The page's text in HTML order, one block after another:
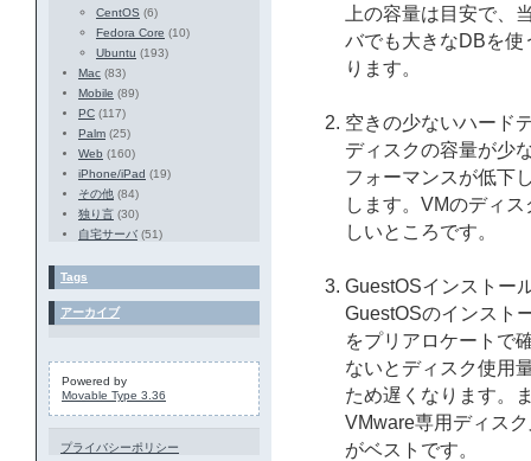
上の容量は目安で、
バでも大きなDBを使
ります。
空きの少ないハード
ディスクの容量が少
フォーマンスが低下
します。VMのディ
しいところです。
GuestOSインストー
GuestOSのインスト
をプリアロケートで
ないとディスク使用
ため遅くなります。
VMware専用ディス
がベストです。
CentOS (6)
Fedora Core (10)
Ubuntu (193)
Mac (83)
Mobile (89)
PC (117)
Palm (25)
Web (160)
iPhone/iPad (19)
その他 (84)
独り言 (30)
自宅サーバ (51)
Tags
アーカイブ
Powered by
Movable Type 3.36
プライバシーポリシー